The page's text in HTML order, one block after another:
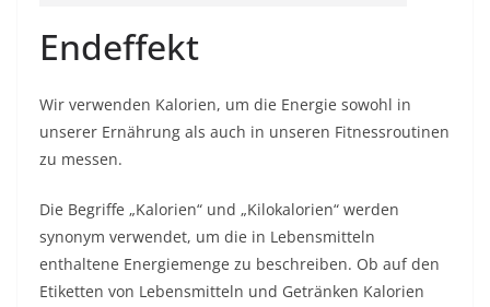
Endeffekt
Wir verwenden Kalorien, um die Energie sowohl in
unserer Ernährung als auch in unseren Fitnessroutinen
zu messen.
Die Begriffe „Kalorien“ und „Kilokalorien“ werden
synonym verwendet, um die in Lebensmitteln
enthaltene Energiemenge zu beschreiben. Ob auf den
Etiketten von Lebensmitteln und Getränken Kalorien